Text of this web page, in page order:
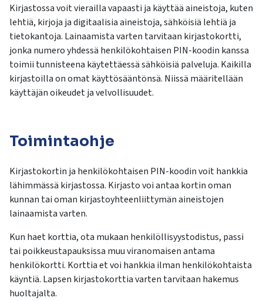
Kirjastossa voit vierailla vapaasti ja käyttää aineistoja, kuten
lehtiä, kirjoja ja digitaalisia aineistoja, sähköisiä lehtiä ja
tietokantoja. Lainaamista varten tarvitaan kirjastokortti,
jonka numero yhdessä henkilökohtaisen PIN-koodin kanssa
toimii tunnisteena käytettäessä sähköisiä palveluja. Kaikilla
kirjastoilla on omat käyttösääntönsä. Niissä määritellään
käyttäjän oikeudet ja velvollisuudet.
Toimintaohje
Kirjastokortin ja henkilökohtaisen PIN-koodin voit hankkia
lähimmässä kirjastossa. Kirjasto voi antaa kortin oman
kunnan tai oman kirjastoyhteenliittymän aineistojen
lainaamista varten.
Kun haet korttia, ota mukaan henkilöllisyystodistus, passi
tai poikkeustapauksissa muu viranomaisen antama
henkilökortti. Korttia et voi hankkia ilman henkilökohtaista
käyntiä. Lapsen kirjastokorttia varten tarvitaan hakemus
huoltajalta.